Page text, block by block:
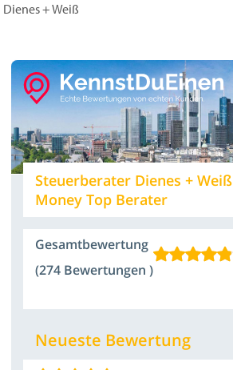
Dienes + Weiß
Steuerberater Dienes +
Money Top Berater
Gesamtbewertung
(274 Bewertungen )
Neueste Bewertung